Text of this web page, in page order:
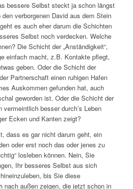
bessere Selbst steckt ja schon längst
verborgenen David aus dem Stein
es auch eher darum die Schichten
Selbst noch verdecken. Welche
Die Schicht der „Anständigkeit“,
einfach macht, z.B. Kontakte pflegt,
geben. Oder die Schicht der
Partnerschaft einen ruhigen Hafen
Auskommen gefunden hat, auch
geworden ist. Oder die Schicht der
vermeintlich besser durch’s Leben
Ecken und Kanten zeigt?
dass es gar nicht darum geht, ein
oder erst noch das oder jenes zu
losleben können. Nein, Sie
Ihr besseres Selbst aus sich
bis Sie diese
nach außen zeigen, die jetzt schon in